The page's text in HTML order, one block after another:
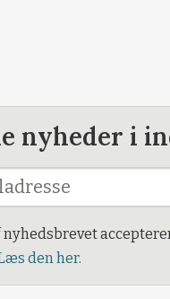
nyheder i
den her.